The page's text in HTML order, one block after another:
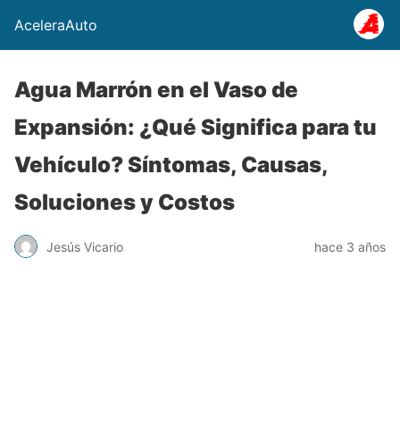
AceleraAuto
Agua Marrón en el Vaso de
Expansión: ¿Qué Significa para tu
Vehículo? Síntomas, Causas,
Soluciones y Costos
Jesús Vicario hace 3 años